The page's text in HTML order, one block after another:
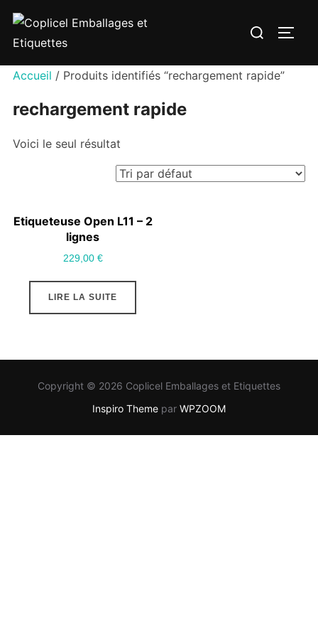
Aller
contenu
Rechercher :
Accueil / Produits identifiés “rechargement rapide”
rechargement rapide
Voici le seul résultat
Etiqueteuse Open L11 – 2
lignes
229,00 €
LIRE LA SUITE
Copyright © 2026 Coplicel Emballages et Etiquettes
Inspiro Theme par WPZOOM